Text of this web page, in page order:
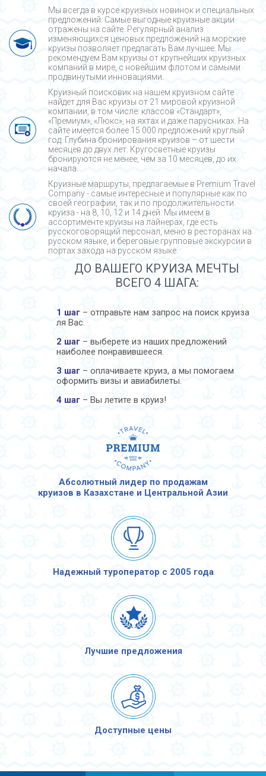
Мы всегда в курсе круизных новинок и специальных
предложений. Самые выгодные круизные акции
отражены на сайте. Регулярный анализ
изменяющихся ценовых предложений на морские
круизы позволяет предлагать Вам лучшее. Мы
рекомендуем Вам круизы от крупнейших круизных
компаний в мире, с новейшим флотом и самыми
продвинутыми инновациями.
Круизный поисковик на нашем круизном сайте
найдет для Вас круизы от 21 мировой круизной
компании, в том числе: классов «Стандарт»,
«Премиум», «Люкс», на яхтах и даже парусниках. На
сайте имеется более 15 000 предложений круглый
год. Глубина бронирования круизов – от шести
месяцев до двух лет. Кругосветные круизы
бронируются не менее, чем за 10 месяцев, до их
начала.
Круизные маршруты, предлагаемые в Premium Travel
Company - cамые интересные и популярные как по
своей географии, так и по продолжительности
круиза - на 8, 10, 12 и 14 дней. Мы имеем в
ассортименте круизы на лайнерах, где есть
русскоговорящий персонал, меню в ресторанах на
русском языке, и береговые групповые экскурсии в
портах захода на русском языке.
ДО ВАШЕГО КРУИЗА МЕЧТЫ
ВСЕГО 4 ШАГА:
1 шаг – отправьте нам запрос на поиск круиза
ля Вас.
2 шаг – выберете из наших предложений
наиболее понравившееся.
3 шаг – оплачиваете круиз, а мы помогаем
оформить визы и авиабилеты.
4 шаг – Вы летите в круиз!
Абсолютный лидер по продажам
круизов в Казахстане и Центральной Азии
Надежный туроператор с 2005 года
Лучшие предложения
Доступные цены